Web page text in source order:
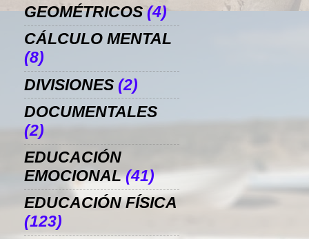
GEOMÉTRICOS (4)
CÁLCULO MENTAL
(8)
DIVISIONES (2)
DOCUMENTALES
(2)
EDUCACIÓN
EMOCIONAL (41)
EDUCACIÓN FÍSICA
(123)